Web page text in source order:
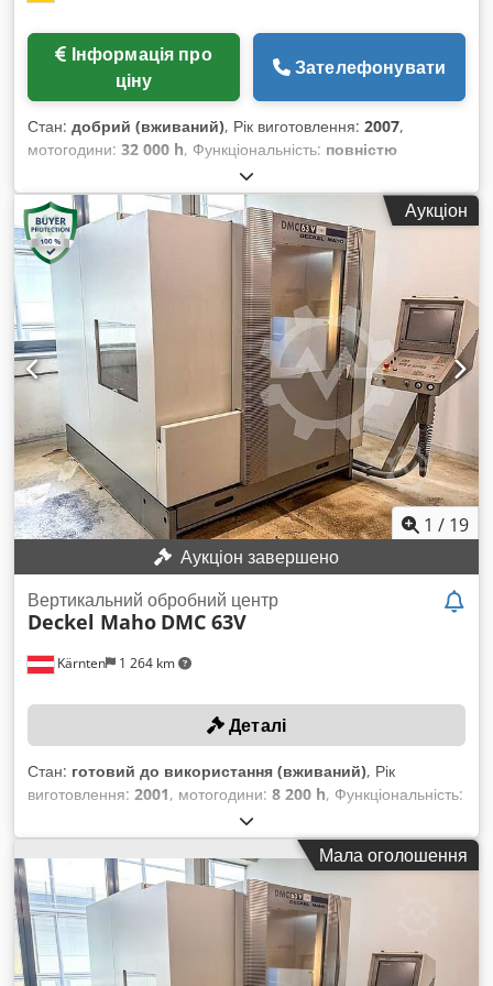
ціну
Зателефонувати
Стан: добрий (вживаний), Рік виготовлення: 2007,
мотогодини: 32 000 h, Функціональність: повністю
, відстань переміщення по осі X:
відстань переміщення по осі Y:510 мм, відстань
переміщення осі Z:460 мм, Машина продається за
дорученням клієнта і може бути оглянута під напругою.
Місцезнаходження машини: Чехія (Брно) Deckel Maho DMC
635V Рік випуску: 2007 Близько 32 000 годин роботи
Управління: Heidenhain iTNC 530 Шпиндельний конус:
SK40 Частота обертання: 10 000 об/хв Ходи по осях: X 635 /
Y 510 / Z 460 мм Розмір столу: 790 x 560 мм Магазин на 30
інструментів + Лазерне вимірювання інструменту Blum +
Паперовий стрічковий фільтр / Внутрішнє охолодження (IKZ)
20 бар / 600 л + Транспортер стружки Credpfx
Aeylmdfjmgof Розміри (приблизно) ДхШхВ: 260 x 390 x 240
см Площа установки: 530 x 590 см Вага: близько 4200 кг
Аукціон
1 / 19
Аукціон завершено
Kärnten 1 264 km
Вертикальний обробний центр
Deckel Maho DMC 63V
Деталі
Стан: готовий до використання (вживаний), Рік
виготовлення: 2001, мотогодини: 8 200 h, Функціональність:
, номер машини/транспортного
засобу:28850018432, ТЕХНІЧНІ ХАРАКТЕРИСТИКИ
Діаметр інструмента: макс. 140 мм Частота обертання при
максимальному діаметрі: макс. 6.500 об/хв Балансування
згідно DIN ISO 1940: G 6,3 Магазин інструментів Кількість
інструментів: 24 Діаметр стандартного інструмента: макс.
80 мм Діаметр спеціального інструмента при вільних
сусідніх місцях: макс. 140 мм Довжина інструмента: макс.
Мала оголошення